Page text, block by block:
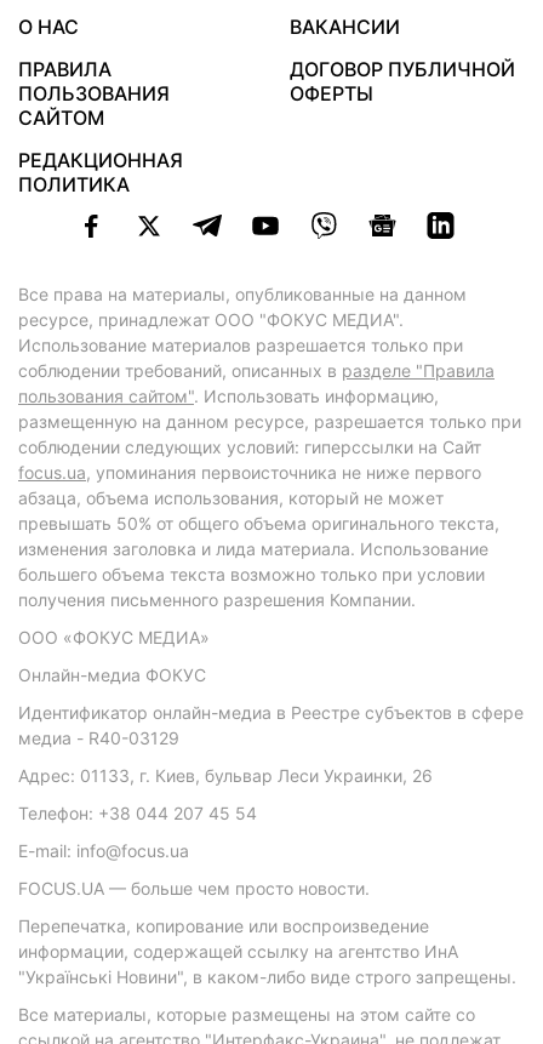
О НАС
ВАКАНСИИ
ПРАВИЛА
ПОЛЬЗОВАНИЯ
САЙТОМ
ДОГОВОР ПУБЛИЧНОЙ
ОФЕРТЫ
РЕДАКЦИОННАЯ
ПОЛИТИКА
Все права на материалы, опубликованные на данном
ресурсе, принадлежат ООО "ФОКУС МЕДИА".
Использование материалов разрешается только при
соблюдении требований, описанных в разделе "Правила
пользования сайтом". Использовать информацию,
размещенную на данном ресурсе, разрешается только при
соблюдении следующих условий: гиперссылки на Сайт
focus.ua, упоминания первоисточника не ниже первого
абзаца, объема использования, который не может
превышать 50% от общего объема оригинального текста,
изменения заголовка и лида материала. Использование
большего объема текста возможно только при условии
получения письменного разрешения Компании.
ООО «ФОКУС МЕДИА»
Онлайн-медиа ФОКУС
Идентификатор онлайн-медиа в Реестре субъектов в сфере
медиа - R40-03129
Адрес: 01133, г. Киев, бульвар Леси Украинки, 26
Телефон: +38 044 207 45 54
E-mail: info@focus.ua
FOCUS.UA — больше чем просто новости.
Перепечатка, копирование или воспроизведение
информации, содержащей ссылку на агентство ИнА
"Українські Новини", в каком-либо виде строго запрещены.
Все материалы, которые размещены на этом сайте со
ссылкой на агентство "Интерфакс-Украина", не подлежат